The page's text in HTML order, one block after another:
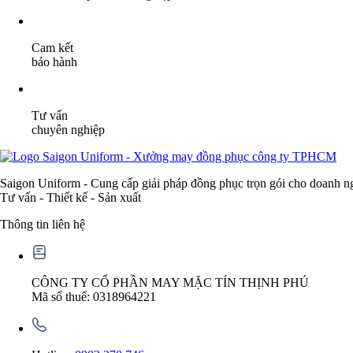
Cam kết
bảo hành
Tư vấn
chuyên nghiệp
Saigon Uniform - Cung cấp giải pháp đồng phục trọn gói cho doanh
Tư vấn - Thiết kế - Sản xuất
Thông tin liên hệ
CÔNG TY CỔ PHẦN MAY MẶC TÍN THỊNH PHÚ
Mã số thuế: 0318964221